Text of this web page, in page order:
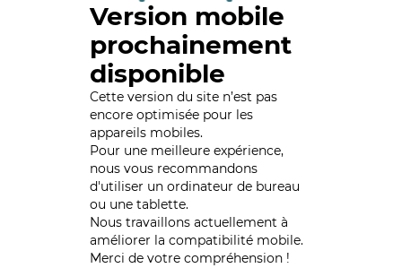
Version mobile
prochainement
disponible
Cette version du site n’est pas
encore optimisée pour les
appareils mobiles.
Pour une meilleure expérience,
nous vous recommandons
d'utiliser un ordinateur de bureau
ou une tablette.
Nous travaillons actuellement à
améliorer la compatibilité mobile.
Merci de votre compréhension !